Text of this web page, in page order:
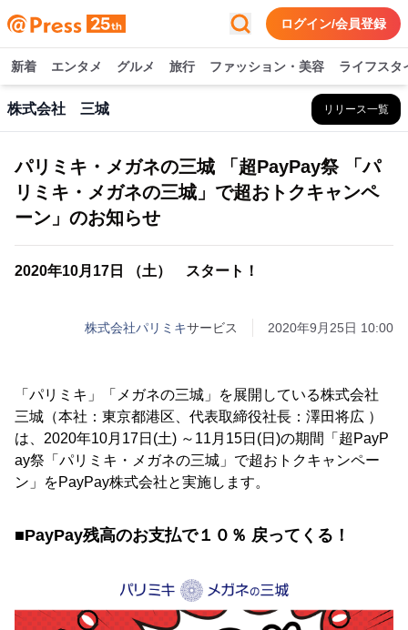
ログイン/会員登録
新着 エンタメ グルメ 旅行 ファッション・美容 ライフスタ
株式会社 三城 リリース一覧
パリミキ・メガネの三城 「超PayPay祭 「パ
リミキ・メガネの三城」で超おトクキャンペ
ーン」のお知らせ
2020年10月17日 （土） スタート！
株式会社パリミキサービス 2020年9月25日 10:00
「パリミキ」「メガネの三城」を展開している株式会社
三城（本社：東京都港区、代表取締役社長：澤田将広 ）
は、2020年10月17日(土) ～11月15日(日)の期間「超PayP
ay祭「パリミキ・メガネの三城」で超おトクキャンペー
ン」をPayPay株式会社と実施します。
■PayPay残高のお支払で１０％ 戻ってくる！